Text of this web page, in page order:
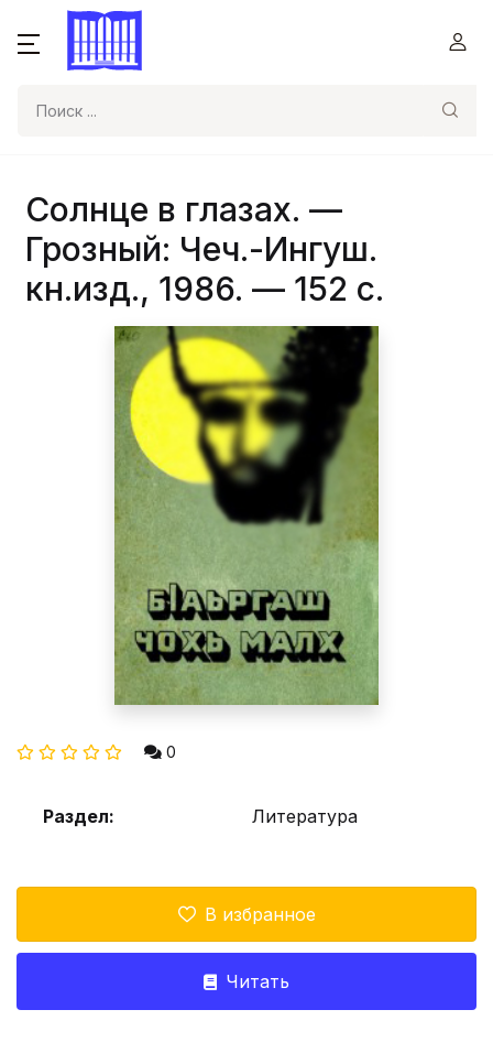
Солнце в глазах. —
Грозный: Чеч.-Ингуш.
кн.изд., 1986. — 152 с.
0
Раздел: Литература
В избранное
Читать